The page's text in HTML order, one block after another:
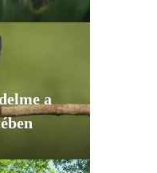
a